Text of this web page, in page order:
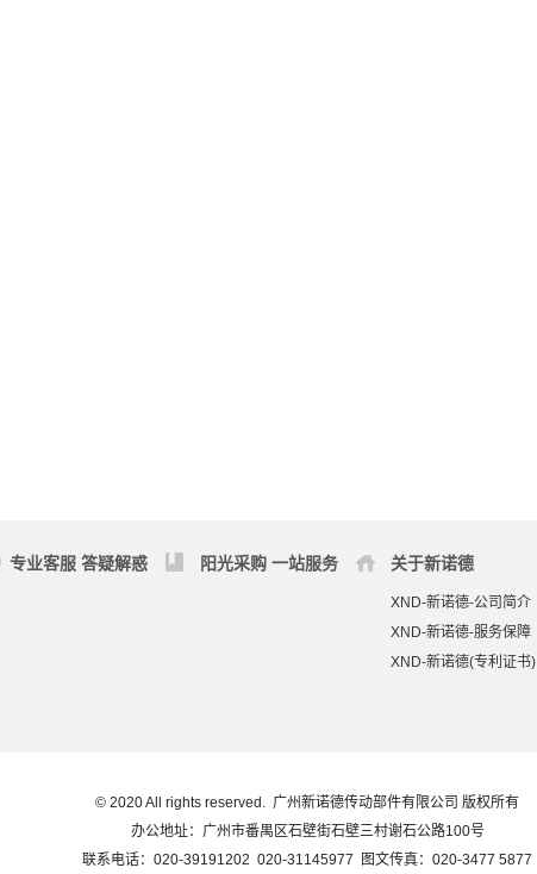
专业客服 答疑解惑 阳光采购 一站服务 关于新诺德
XND-新诺德-公司简介
XND-新诺德-服务保障
XND-新诺德(专利证书)
© 2020 All rights reserved. 广州新诺德传动部件有限公司 版权所有
办公地址：广州市番禺区石壁街石壁三村谢石公路100号
联系电话：020-39191202 020-31145977 图文传真：020-3477 5877